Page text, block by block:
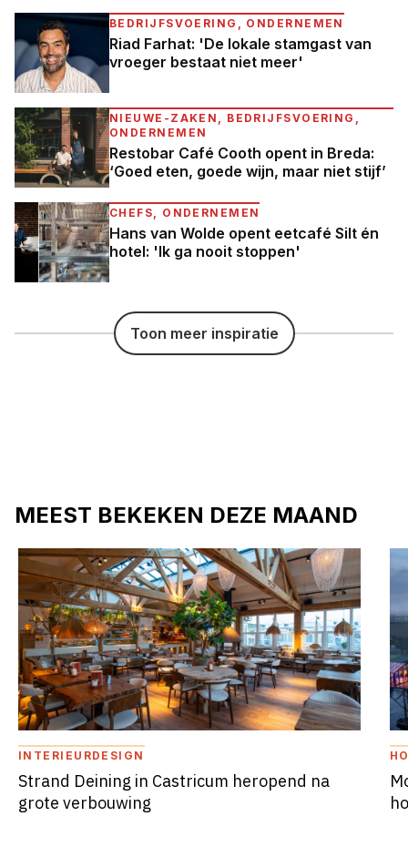
BEDRIJFSVOERING, ONDERNEMEN
Riad Farhat: 'De lokale stamgast van
vroeger bestaat niet meer'
NIEUWE-ZAKEN, BEDRIJFSVOERING,
ONDERNEMEN
Restobar Café Cooth opent in Breda:
‘Goed eten, goede wijn, maar niet stijf’
CHEFS, ONDERNEMEN
Hans van Wolde opent eetcafé Silt én
hotel: 'Ik ga nooit stoppen'
Toon meer inspiratie
MEEST BEKEKEN DEZE MAAND
INTERIEURDESIGN
Strand Deining in Castricum heropend na
grote verbouwing